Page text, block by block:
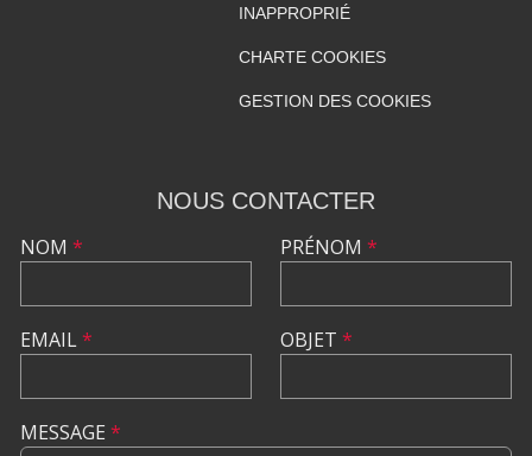
INAPPROPRIÉ
CHARTE COOKIES
GESTION DES COOKIES
NOUS CONTACTER
NOM *
EMAIL*
PRÉNOM *
OBJET *
MESSAGE *